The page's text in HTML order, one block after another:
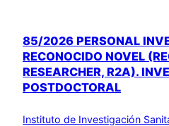
85/2026 PERSONAL
RECONOCIDO NOVEL
RESEARCHER, R2A).
POSTDOCTORAL
Instituto de Investigación